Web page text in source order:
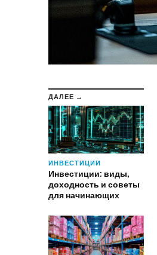
ДАЛЕЕ →
ИНВЕСТИЦИИ
Инвестиции: виды,
доходность и советы
для начинающих